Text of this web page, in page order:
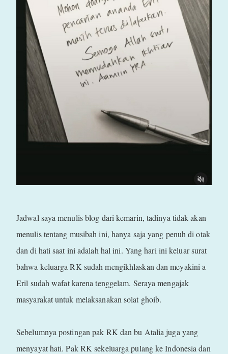
Jadwal saya menulis blog dari kemarin, tadinya tidak akan
menulis tentang musibah ini, hanya saja yang penuh di otak
dan di hati saat ini adalah hal ini. Yang hari ini keluar surat
bahwa keluarga RK sudah mengikhlaskan dan meyakini a
Eril sudah wafat karena tenggelam. Seraya mengajak
masyarakat untuk melaksanakan solat ghoib.
Sebelumnya postingan pak RK dan bu Atalia juga yang
menyayat hati. Pak RK sekeluarga pulang ke Indonesia dan